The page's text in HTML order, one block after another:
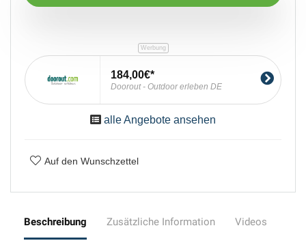
184,00€
Doorout - Outdoor erleben DE
alle Angebote ansehen
Auf den Wunschzettel
Beschreibung Zusätzliche Information Videos